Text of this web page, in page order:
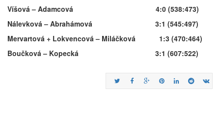
Víšová – Adamcová 4:0 (538:473)
Nálevková – Abrahámová 3:1 (545:497)
Mervartová + Lokvencová – Miláčková 1:3 (470:464)
Boučková – Kopecká 3:1 (607:522)